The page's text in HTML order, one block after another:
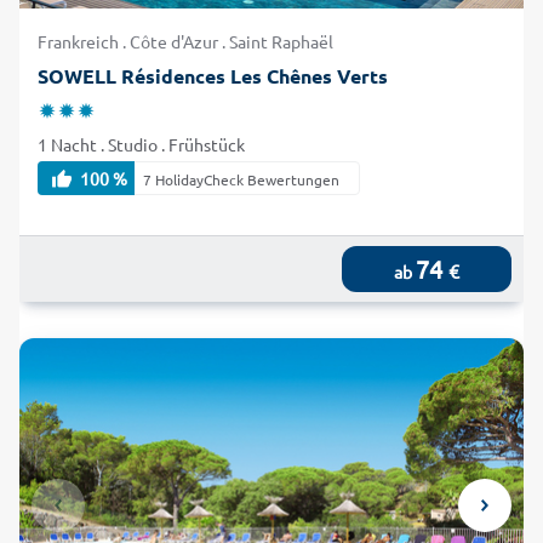
Frankreich . Côte d'Azur . Saint Raphaël
SOWELL Résidences Les Chênes Verts
1 Nacht . Studio . Frühstück
100 %
7 HolidayCheck Bewertungen
ab 74 €